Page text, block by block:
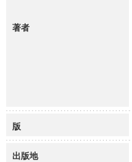
著者
版
出版地